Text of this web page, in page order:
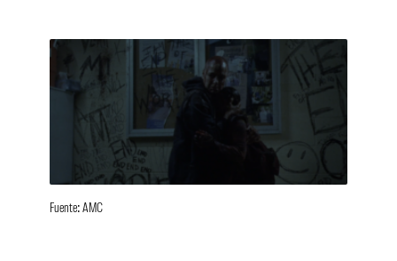
Fuente: AMC